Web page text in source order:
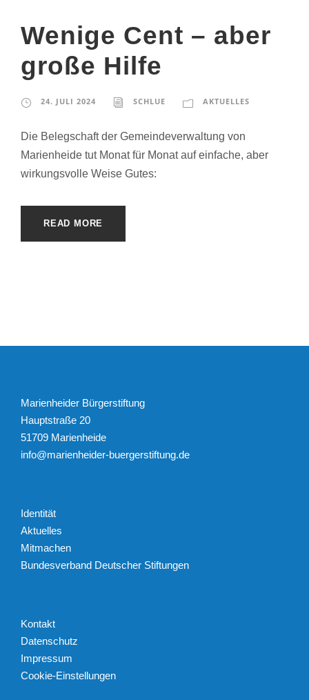
Wenige Cent – aber
große Hilfe
24. JULI 2024 SCHLUE AKTUELLES
Die Belegschaft der Gemeindeverwaltung von
Marienheide tut Monat für Monat auf einfache, aber
wirkungsvolle Weise Gutes:
READ MORE
Marienheider Bürgerstiftung
Hauptstraße 20
51709 Marienheide
info@marienheider-buergerstiftung.de
Identität
Aktuelles
Mitmachen
Bundesverband Deutscher Stiftungen
Kontakt
Datenschutz
Impressum
Cookie-Einstellungen